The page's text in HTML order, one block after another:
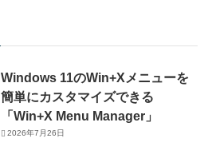
Windows 11のWin+Xメニューを
簡単にカスタマイズできる
「Win+X Menu Manager」
2026年7月26日